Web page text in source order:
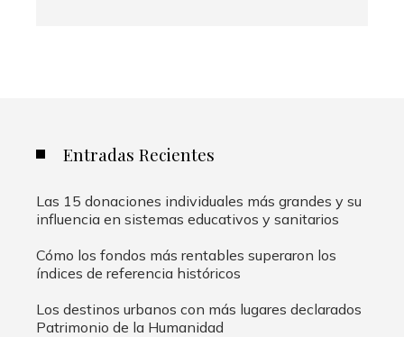
Entradas Recientes
Las 15 donaciones individuales más grandes y su
influencia en sistemas educativos y sanitarios
Cómo los fondos más rentables superaron los
índices de referencia históricos
Los destinos urbanos con más lugares declarados
Patrimonio de la Humanidad